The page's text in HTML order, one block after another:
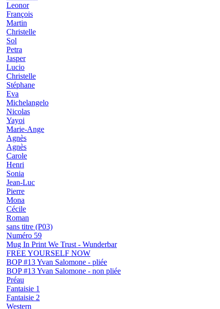
Leonor
François
Martin
Christelle
Sol
Petra
Jasper
Lucio
Christelle
Stéphane
Eva
Michelangelo
Nicolas
Yayoi
Marie-Ange
Agnès
Agnès
Carole
Henri
Sonia
Jean-Luc
Pierre
Mona
Cécile
Roman
sans titre (P03)
Numéro 59
Mug In Print We Trust - Wunderbar
FREE YOURSELF NOW
BOP #13 Yvan Salomone - pliée
BOP #13 Yvan Salomone - non pliée
Préau
Fantaisie 1
Fantaisie 2
Western